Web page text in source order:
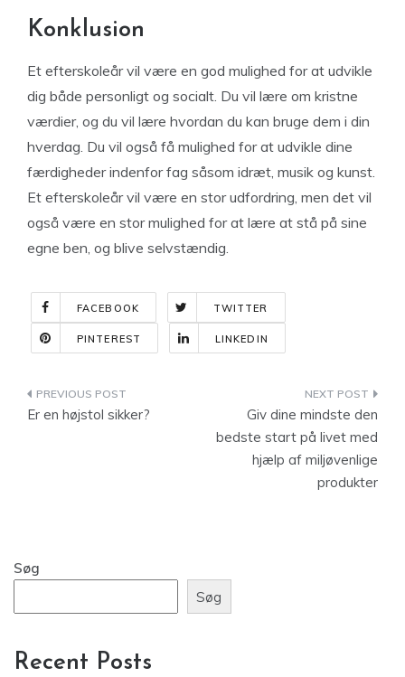
Konklusion
Et efterskoleår vil være en god mulighed for at udvikle
dig både personligt og socialt. Du vil lære om kristne
værdier, og du vil lære hvordan du kan bruge dem i din
hverdag. Du vil også få mulighed for at udvikle dine
færdigheder indenfor fag såsom idræt, musik og kunst.
Et efterskoleår vil være en stor udfordring, men det vil
også være en stor mulighed for at lære at stå på sine
egne ben, og blive selvstændig.
FACEBOOK TWITTER
PINTEREST LINKEDIN
Indlægsnavigation
Er en højstol sikker?
Giv dine mindste den
bedste start på livet med
hjælp af miljøvenlige
produkter
Søg
Søg
Recent Posts